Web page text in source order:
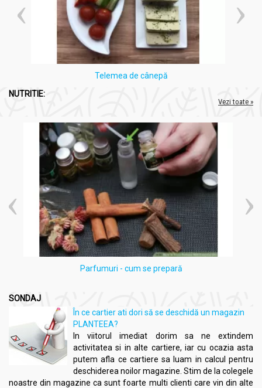
Telemea de cânepă
NUTRITIE:
Vezi toate »
Parfumuri - cum se prepară
SONDAJ
În ce cartier ati dori să se deschidă un magazin
PLANTEEA?
In viitorul imediat dorim sa ne extindem
activitatea si in alte cartiere, iar cu ocazia asta
putem afla ce cartiere sa luam in calcul pentru
deschiderea noilor magazine. Stim de la colegele
noastre din magazine ca sunt foarte multi clienti care vin din alte